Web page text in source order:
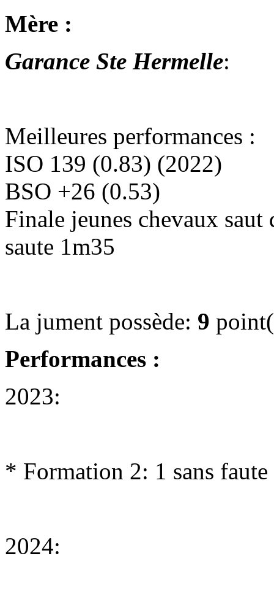
Mère :
Garance Ste Hermelle:
Meilleures performances :
ISO 139 (0.83) (2022)
BSO +26 (0.53)
Finale jeunes chevaux
saute 1m35
La jument possède: 9
Performances :
2023:
* Formation 2: 1 sans faute
2024: